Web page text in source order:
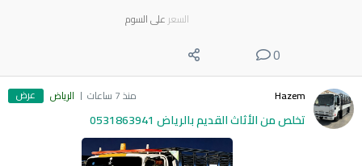
السعر على السوم
0
Hazem منذ 7 ساعات الرياض عرض
تخلص من الأثاث القديم بالرياض 0531863941